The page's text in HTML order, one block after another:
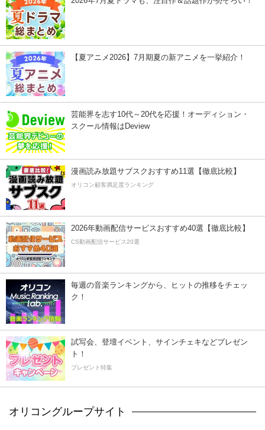
【夏アニメ2026】7月期夏の新アニメを一挙紹介！
芸能界を志す10代～20代を応援！オーディション・
スクール情報はDeview
漫画読み放題サブスクおすすめ11選【徹底比較】
オリコン顧客満足度ランキング
2026年動画配信サービスおすすめ40選【徹底比較】
CS動画配信サービス20選
毎週の音楽ランキングから、ヒットの推移をチェッ
ク！
試写会、登壇イベント、サインチェキなどプレゼン
ト！
プレゼント特集
オリコングループサイト